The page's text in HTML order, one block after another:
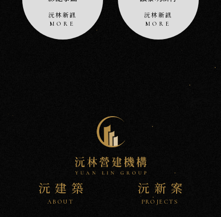
新
訊
沅林新訊 沅林新訊
沅建築
ABOUT
沅新案
PROJECTS